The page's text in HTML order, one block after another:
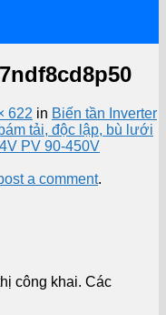
622 in Biến tần Inverter
tải, độc lập, bù lưới
PV 90-450V
a comment.
công khai. Các